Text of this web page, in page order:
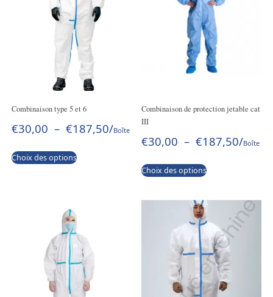
Combinaison type 5 et 6
€30,00 – €187,50/Boîte
Choix des options
Combinaison de protection jetable cat
III
€30,00 – €187,50/Boîte
Choix des options